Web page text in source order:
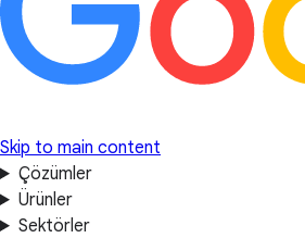
Skip to main content
Çözümler
Ürünler
Sektörler